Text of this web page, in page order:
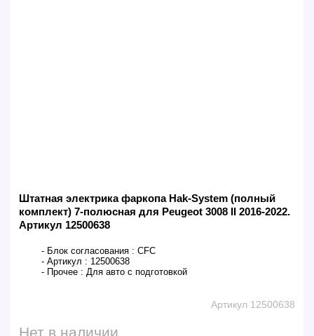
Штатная электрика фаркопа Hak-System (полный
комплект) 7-полюсная для Peugeot 3008 II 2016-2022.
Артикул 12500638
- Блок согласования : CFC
- Артикул : 12500638
- Прочее : Для авто с подготовкой
Артикул 12500638
Нет в наличии